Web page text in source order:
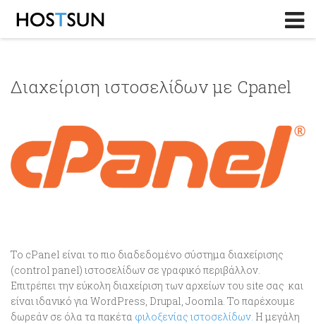
Διαχείριση ιστοσελίδων με Cpanel
Το cPanel είναι το πιο διαδεδομένο σύστημα διαχείρισης
(control panel) ιστοσελίδων σε γραφικό περιβάλλον.
Επιτρέπει την εύκολη διαχείριση των αρχείων του site σας και
είναι ιδανικό για WordPress, Drupal, Joomla. Το παρέχουμε
δωρεάν σε όλα τα πακέτα φιλοξενίας ιστοσελίδων. Η μεγάλη
Log in
Password
Υπενθύμιση κωδικού?